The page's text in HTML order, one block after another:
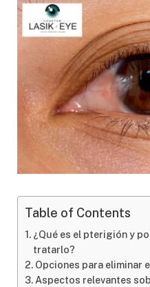
Table of Contents
¿Qué es el pterigión y
tratarlo?
Opciones para eliminar
Aspectos relevantes